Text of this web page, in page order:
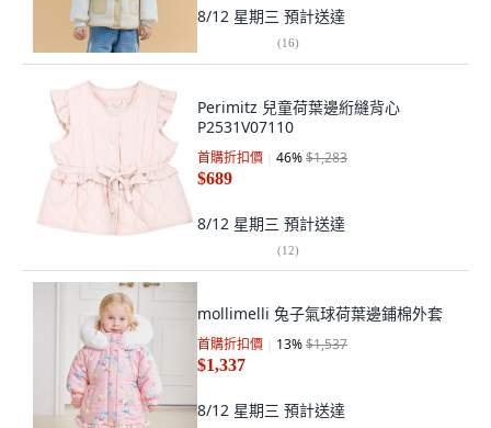
8/12 星期三 預計送達
(16)
Perimitz 兒童荷葉邊絎縫背心
P2531V07110
首購折扣價 46%$1,283
$689
8/12 星期三 預計送達
(12)
mollimelli 兔子氣球荷葉邊鋪棉外套
首購折扣價 13%$1,537
$1,337
8/12 星期三 預計送達